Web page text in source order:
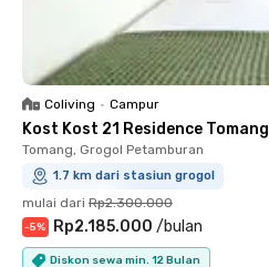
Coliving • Campur
Kost Kost 21 Residence Tomang
Tomang, Grogol Petamburan
1.7 km dari stasiun grogol
mulai dari Rp2.300.000
-5% Rp2.185.000 /bulan
Diskon sewa min. 12 Bulan